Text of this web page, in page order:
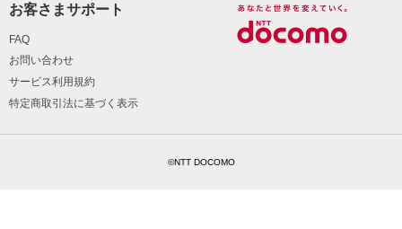
お客さまサポート
FAQ
お問い合わせ
サービス利用規約
特定商取引法に基づく表示
©NTT DOCOMO